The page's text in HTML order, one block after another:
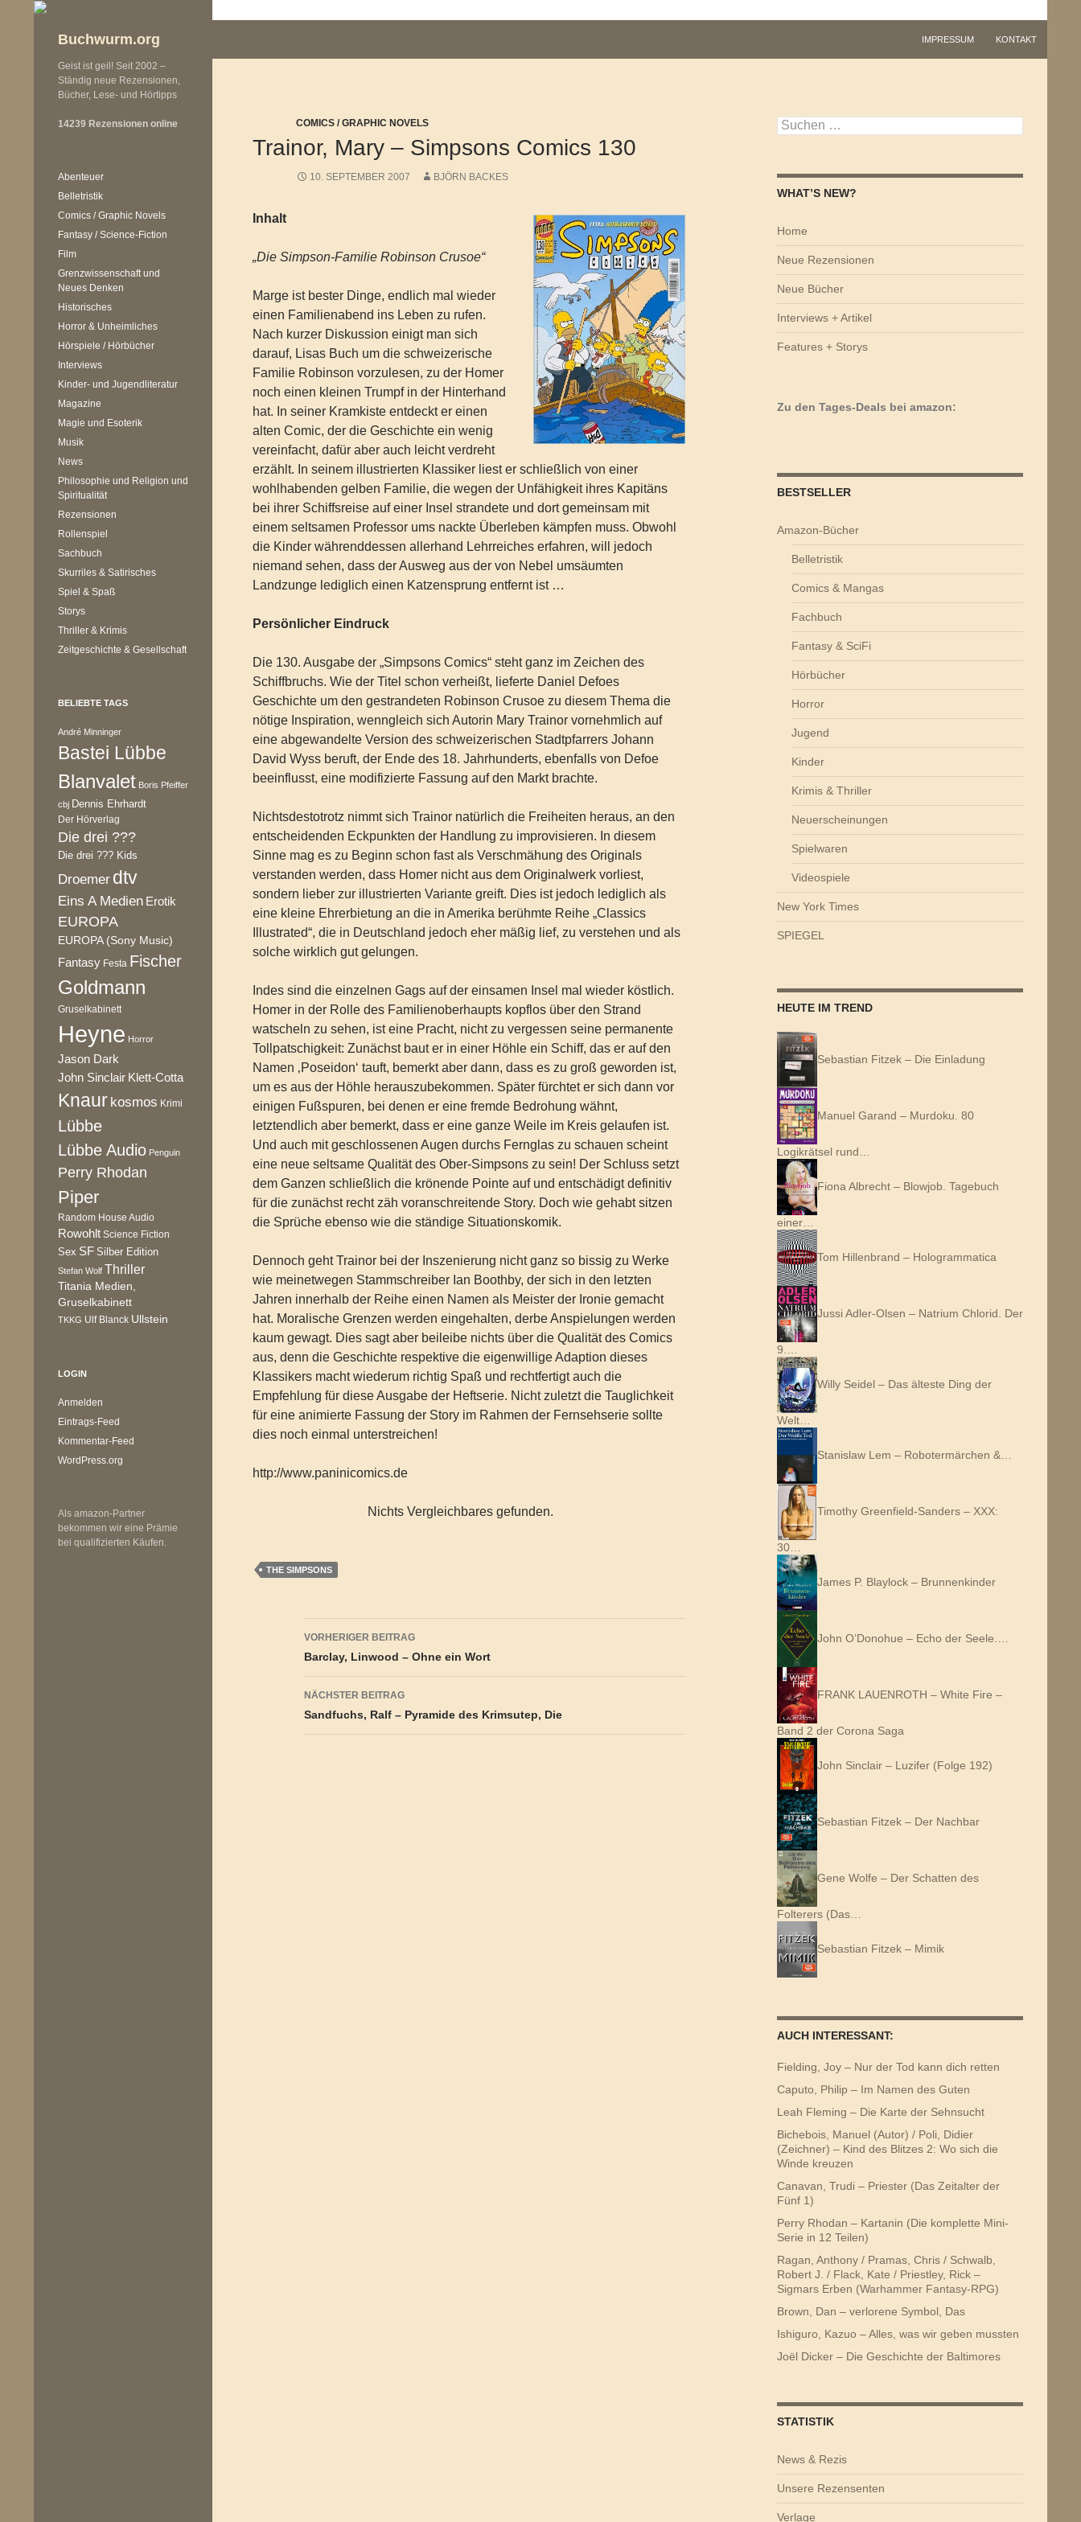
Buchwurm.org IMPRESSUM KONTAKT
COMICS / GRAPHIC NOVELS
Trainor, Mary – Simpsons Comics 130
10. SEPTEMBER 2007 BJÖRN BACKES
Inhalt
„Die Simpson-Familie Robinson Crusoe“
Marge ist bester Dinge, endlich mal wieder
einen Familienabend ins Leben zu rufen.
Nach kurzer Diskussion einigt man sich
darauf, Lisas Buch um die schweizerische
Familie Robinson vorzulesen, zu der Homer
noch einen kleinen Trumpf in der Hinterhand
hat. In seiner Kramkiste entdeckt er einen
alten Comic, der die Geschichte ein wenig
vereinfacht, dafür aber auch leicht verdreht
erzählt. In seinem illustrierten Klassiker liest er schließlich von einer
wohlhabenden gelben Familie, die wegen der Unfähigkeit ihres Kapitäns
bei ihrer Schiffsreise auf einer Insel strandete und dort gemeinsam mit
einem seltsamen Professor ums nackte Überleben kämpfen muss. Obwohl
die Kinder währenddessen allerhand Lehrreiches erfahren, will jedoch
niemand sehen, dass der Ausweg aus der von Nebel umsäumten
Landzunge lediglich einen Katzensprung entfernt ist …
Persönlicher Eindruck
Die 130. Ausgabe der „Simpsons Comics“ steht ganz im Zeichen des
Schiffbruchs. Wie der Titel schon verheißt, lieferte Daniel Defoes
Geschichte um den gestrandeten Robinson Crusoe zu diesem Thema die
nötige Inspiration, wenngleich sich Autorin Mary Trainor vornehmlich auf
eine abgewandelte Version des schweizerischen Stadtpfarrers Johann
David Wyss beruft, der Ende des 18. Jahrhunderts, ebenfalls von Defoe
beeinflusst, eine modifizierte Fassung auf den Markt brachte.
Nichtsdestotrotz nimmt sich Trainor natürlich die Freiheiten heraus, an den
entscheidenden Eckpunkten der Handlung zu improvisieren. In diesem
Sinne mag es zu Beginn schon fast als Verschmähung des Originals
verstanden werden, dass Homer nicht aus dem Originalwerk vorliest,
sondern lieber zur illustrierten Variante greift. Dies ist jedoch lediglich als
eine kleine Ehrerbietung an die in Amerika berühmte Reihe „Classics
Illustrated“, die in Deutschland jedoch eher mäßig lief, zu verstehen und als
solche wirklich gut gelungen.
Indes sind die einzelnen Gags auf der einsamen Insel mal wieder köstlich.
Homer in der Rolle des Familienoberhaupts kopflos über den Strand
watscheln zu sehen, ist eine Pracht, nicht zu vergessen seine permanente
Tollpatschigkeit: Zunächst baut er in einer Höhle ein Schiff, das er auf den
Namen ‚Poseidon‘ tauft, bemerkt aber dann, dass es zu groß geworden ist,
um es aus der Höhle herauszubekommen. Später fürchtet er sich dann vor
einigen Fußspuren, bei denen er eine fremde Bedrohung wähnt,
letztendlich aber bemerkt, dass er eine ganze Weile im Kreis gelaufen ist.
Und auch mit geschlossenen Augen durchs Fernglas zu schauen scheint
eine neue seltsame Qualität des Ober-Simpsons zu sein! Der Schluss setzt
dem Ganzen schließlich die krönende Pointe auf und entschädigt definitiv
für die zunächst recht zäh voranschreitende Story. Doch wie gehabt sitzen
die Sprüche ebenso wie die ständige Situationskomik.
Dennoch geht Trainor bei der Inszenierung nicht ganz so bissig zu Werke
wie meinetwegen Stammschreiber Ian Boothby, der sich in den letzten
Jahren innerhalb der Reihe einen Namen als Meister der Ironie gemacht
hat. Moralische Grenzen werden eingehalten, derbe Anspielungen werden
kaum gewagt. Dies sagt aber beileibe nichts über die Qualität des Comics
aus, denn die Geschichte respektive die eigenwillige Adaption dieses
Klassikers macht wiederum richtig Spaß und rechtfertigt auch die
Empfehlung für diese Ausgabe der Heftserie. Nicht zuletzt die Tauglichkeit
für eine animierte Fassung der Story im Rahmen der Fernsehserie sollte
dies noch einmal unterstreichen!
http://www.paninicomics.de
Nichts Vergleichbares gefunden.
THE SIMPSONS
Beitragsnavigation
VORHERIGER BEITRAG
Barclay, Linwood – Ohne ein Wort
NÄCHSTER BEITRAG
Sandfuchs, Ralf – Pyramide des Krimsutep, Die
Suchen
nach:
WHAT’S NEW?
Home
Neue Rezensionen
Neue Bücher
Interviews + Artikel
Features + Storys
Zu den Tages-Deals bei amazon:
BESTSELLER
Amazon-Bücher
Belletristik
Comics & Mangas
Fachbuch
Fantasy & SciFi
Hörbücher
Horror
Jugend
Kinder
Krimis & Thriller
Neuerscheinungen
Spielwaren
Videospiele
New York Times
SPIEGEL
HEUTE IM TREND
Sebastian Fitzek – Die Einladung
Manuel Garand – Murdoku. 80
Logikrätsel rund…
Fiona Albrecht – Blowjob. Tagebuch
einer…
Tom Hillenbrand – Hologrammatica
Jussi Adler-Olsen – Natrium Chlorid. Der
9.…
Willy Seidel – Das älteste Ding der
Welt…
Stanislaw Lem – Robotermärchen &…
Timothy Greenfield-Sanders – XXX:
30…
James P. Blaylock – Brunnenkinder
John O’Donohue – Echo der Seele.…
FRANK LAUENROTH – White Fire –
Band 2 der Corona Saga
John Sinclair – Luzifer (Folge 192)
Sebastian Fitzek – Der Nachbar
Gene Wolfe – Der Schatten des
Folterers (Das…
Sebastian Fitzek – Mimik
AUCH INTERESSANT:
Fielding, Joy – Nur der Tod kann dich retten
Caputo, Philip – Im Namen des Guten
Leah Fleming – Die Karte der Sehnsucht
Bichebois, Manuel (Autor) / Poli, Didier
(Zeichner) – Kind des Blitzes 2: Wo sich die
Winde kreuzen
Canavan, Trudi – Priester (Das Zeitalter der
Fünf 1)
Perry Rhodan – Kartanin (Die komplette Mini-
Serie in 12 Teilen)
Ragan, Anthony / Pramas, Chris / Schwalb,
Robert J. / Flack, Kate / Priestley, Rick –
Sigmars Erben (Warhammer Fantasy-RPG)
Brown, Dan – verlorene Symbol, Das
Ishiguro, Kazuo – Alles, was wir geben mussten
Joël Dicker – Die Geschichte der Baltimores
STATISTIK
News & Rezis
Unsere Rezensenten
Verlage
Geist ist geil! Seit 2002 –
Ständig neue Rezensionen,
Bücher, Lese- und Hörtipps
14239 Rezensionen online
Abenteuer
Belletristik
Comics / Graphic Novels
Fantasy / Science-Fiction
Film
Grenzwissenschaft und
Neues Denken
Historisches
Horror & Unheimliches
Hörspiele / Hörbücher
Interviews
Kinder- und Jugendliteratur
Magazine
Magie und Esoterik
Musik
News
Philosophie und Religion und
Spiritualität
Rezensionen
Rollenspiel
Sachbuch
Skurriles & Satirisches
Spiel & Spaß
Storys
Thriller & Krimis
Zeitgeschichte & Gesellschaft
BELIEBTE TAGS
André Minninger
Bastei Lübbe
Blanvalet Boris Pfeiffer
cbj Dennis Ehrhardt
Der Hörverlag
Die drei ???
Die drei ??? Kids
Droemer dtv
Eins A Medien Erotik
EUROPA
EUROPA (Sony Music)
Fantasy Festa Fischer
Goldmann
Gruselkabinett
Heyne Horror
Jason Dark
John Sinclair Klett-Cotta
Knaur kosmos Krimi
Lübbe
Lübbe Audio Penguin
Perry Rhodan
Piper
Random House Audio
Rowohlt Science Fiction
Sex SF Silber Edition
Stefan Wolf Thriller
Titania Medien,
Gruselkabinett
TKKG Ulf Blanck Ullstein
LOGIN
Anmelden
Eintrags-Feed
Kommentar-Feed
WordPress.org
Als amazon-Partner
bekommen wir eine Prämie
bei qualifizierten Käufen.